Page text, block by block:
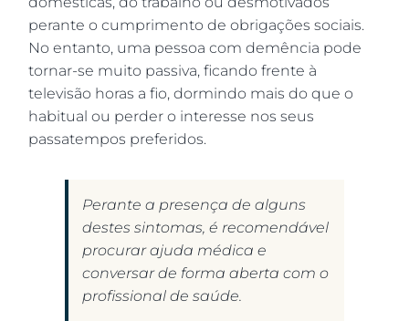
perante o cumprimento de obrigações sociais.
No entanto, uma pessoa com demência pode
tornar-se muito passiva, ficando frente à
televisão horas a fio, dormindo mais do que o
habitual ou perder o interesse nos seus
passatempos preferidos.
Perante a presença de alguns
destes sintomas, é recomendável
procurar ajuda médica e
conversar de forma aberta com o
profissional de saúde.